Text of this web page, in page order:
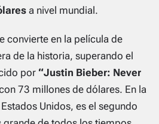
a nivel mundial.
convierte en la película de
de la historia, superando el
por “Justin Bieber: Never
73 millones de dólares. En la
Unidos, es el segundo